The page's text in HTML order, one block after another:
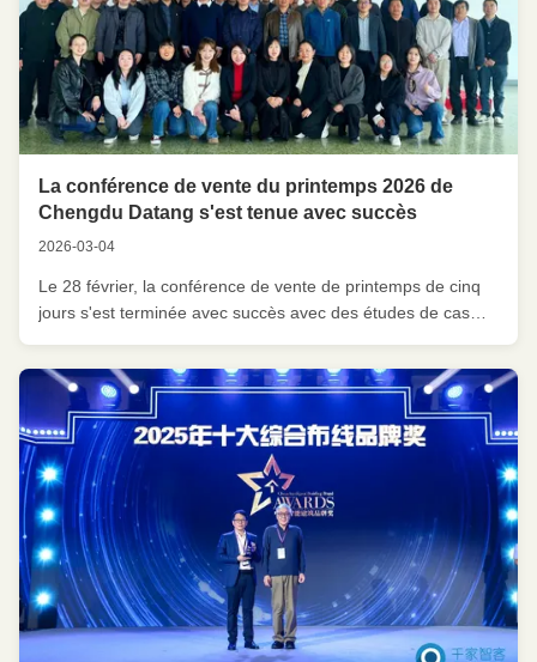
La conférence de vente du printemps 2026 de
Chengdu Datang s'est tenue avec succès
2026-03-04
Le 28 février, la conférence de vente de printemps de cinq
jours s'est terminée avec succès avec des études de cas
sein de la plateforme de vente.Mais un tout nouveau
départAu cours de la conférence, les employés de Chengdu
Datang ont unifié ...